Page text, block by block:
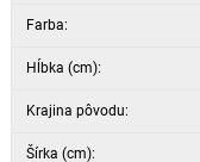
Farba:
Hĺbka (cm):
Krajina pôvodu:
Šírka (cm):